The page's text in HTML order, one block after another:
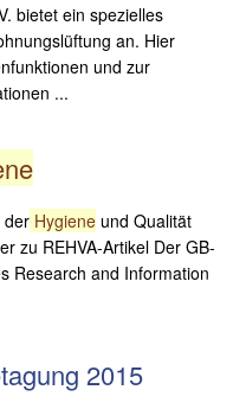
bietet ein spezielles
an. Hier
und zur
...
der Hygiene und Qualität
zu REHVA-Artikel Der GB-
Research and Information
2015